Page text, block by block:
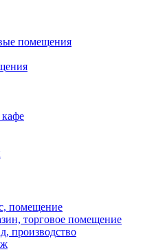
помещения
помещение
торговое помещение
производство